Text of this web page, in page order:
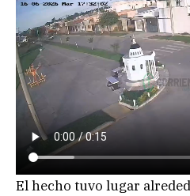
El hecho tuvo lugar